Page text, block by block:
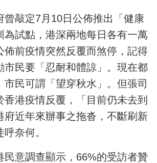
曾敲定7月10日公佈推出「健康
為試點，港深兩地每日各有一萬
佈前疫情突然反覆而煞停，記得
市民要「忍耐和體諒」。現在都
市民可謂「望穿秋水」。但張司
香港疫情反覆，「目前仍未去到
府近年來辦事之拖沓，不斷刷新
奈何。
民意調查顯示，66%的受訪者贊